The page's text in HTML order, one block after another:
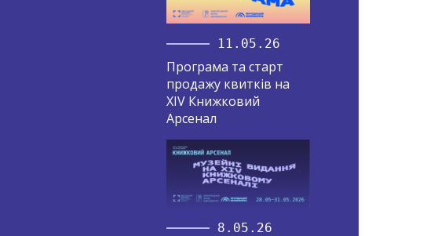
11.05.26
Програма та старт
продажу квитків на
XIV Книжковий
Арсенал
8.05.26